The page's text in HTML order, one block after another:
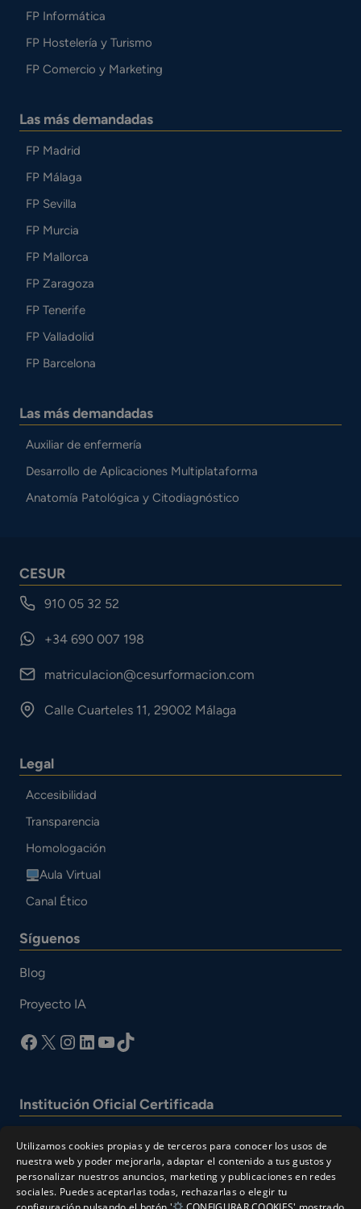
FP Informática
FP Hostelería y Turismo
FP Comercio y Marketing
Las más demandadas
FP Madrid
FP Málaga
FP Sevilla
FP Murcia
FP Mallorca
FP Zaragoza
FP Tenerife
FP Valladolid
FP Barcelona
Las más demandadas
Auxiliar de enfermería
Desarrollo de Aplicaciones Multiplataforma
Anatomía Patológica y Citodiagnóstico
CESUR
910 05 32 52
+34 690 007 198
matriculacion@cesurformacion.com
Calle Cuarteles 11, 29002 Málaga
Legal
Accesibilidad
Transparencia
Homologación
Aula Virtual
Canal Ético
Síguenos
Blog
Proyecto IA
facebook
X Instagram
LinkedIn
YouTube
TikTok
Institución Oficial Certificada
Utilizamos cookies propias y de terceros para conocer los usos de
nuestra web y poder mejorarla, adaptar el contenido a tus gustos y
personalizar nuestros anuncios, marketing y publicaciones en redes
sociales. Puedes aceptarlas todas, rechazarlas o elegir tu